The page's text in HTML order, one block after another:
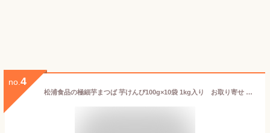
no. 4
松浦食品の極細芋まつば 芋けんぴ100g×10袋 1kg入り お取り寄せ 菓子 大容量 さつま芋 宅配便送料無料